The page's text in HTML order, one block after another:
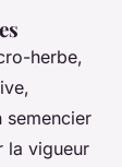
herbe,
semencier
la vigueur